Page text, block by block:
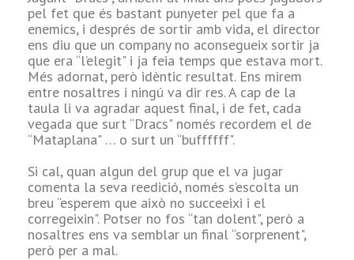
U
r
r
que vaig jugar fa
uns vint anys o
més amb un
director
anomenat Chiqui
… després sempre
he estat darrere
de la pantalla.
Recordo tenir un
noble que era
“baixet" i
“irascible i
violent", que més
semblava un nan
de “fantasia" … i
pel fet que és bastant punyeter pel que fa a
enemics, i després de sortir amb vida, el director
ens diu que un company no aconsegueix sortir ja
que era “l’elegit" i ja feia temps que estava mort.
Més adornat, però idèntic resultat. Ens mirem
entre nosaltres i ningú va dir res. A cap de la
taula li va agradar aquest final, i de fet, cada
vegada que surt “Dracs" només recordem el de
“Mataplana" … o surt un “buffffff".
Si cal, quan algun del grup que el va jugar
comenta la seva reedició, només s’escolta un
breu “esperem que això no succeeixi i el
corregeixin". Potser no fos “tan dolent", però a
nosaltres ens va semblar un final “sorprenent",
però per a mal.